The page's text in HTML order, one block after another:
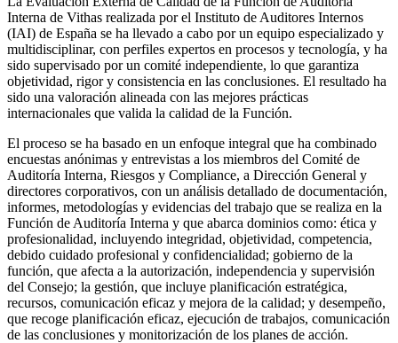
Interna de Vithas realizada por el Instituto de Auditores Internos
(IAI) de España se ha llevado a cabo por un equipo especializado y
multidisciplinar, con perfiles expertos en procesos y tecnología, y ha
sido supervisado por un comité independiente, lo que garantiza
objetividad, rigor y consistencia en las conclusiones. El resultado ha
sido una valoración alineada con las mejores prácticas
internacionales que valida la calidad de la Función.
El proceso se ha basado en un enfoque integral que ha combinado
encuestas anónimas y entrevistas a los miembros del Comité de
Auditoría Interna, Riesgos y Compliance, a Dirección General y
directores corporativos, con un análisis detallado de documentación,
informes, metodologías y evidencias del trabajo que se realiza en la
Función de Auditoría Interna y que abarca dominios como: ética y
profesionalidad, incluyendo integridad, objetividad, competencia,
debido cuidado profesional y confidencialidad; gobierno de la
función, que afecta a la autorización, independencia y supervisión
del Consejo; la gestión, que incluye planificación estratégica,
recursos, comunicación eficaz y mejora de la calidad; y desempeño,
que recoge planificación eficaz, ejecución de trabajos, comunicación
de las conclusiones y monitorización de los planes de acción.